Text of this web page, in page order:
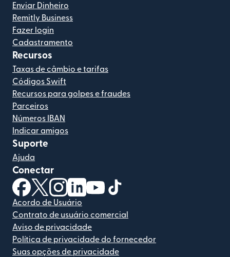
Enviar Dinheiro
Remitly Business
Fazer login
Cadastramento
Recursos
Taxas de câmbio e tarifas
Códigos Swift
Recursos para golpes e fraudes
Parceiros
Números IBAN
Indicar amigos
Suporte
Ajuda
Conectar
(abre em uma nova janela)
(abre em uma nova janela)
(abre em uma nova janela)
(abre em uma nova janela)
(abre em uma nova janela)
Acordo de Usuário
Contrato de usuário comercial
Aviso de privacidade
Política de privacidade do fornecedor
Suas opções de privacidade